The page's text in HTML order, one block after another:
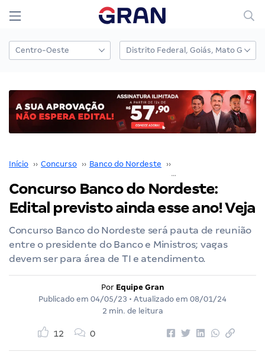
Início ›› Concurso ›› Banco do Nordeste ››
Concurso Banco do Nordeste:
Edital previsto ainda esse ano! Veja
Concurso Banco do Nordeste será pauta de reunião
entre o presidente do Banco e Ministros; vagas
devem ser para área de TI e atendimento.
Por Equipe Gran
Publicado em 04/05/23 • Atualizado em 08/01/24
2 min. de leitura
12 0